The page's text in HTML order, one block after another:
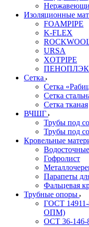
Изоляционные
FOAMPIPE
K-FLEX
URSA
XOTPIPE
Сетка
Сетка
Сетка
Сетка тканая
ВЧШГ
Трубы под
Трубы под
Кровельные
Гофролист
Парапеты
Фальцевая
Трубные опоры
ГОСТ
ОПМ)
ОСТ 36-